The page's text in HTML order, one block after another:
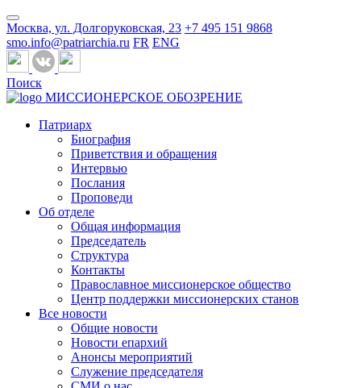
Москва, ул. Долгоруковская, 23 +7 495 151 9868
smo.info@patriarchia.ru FR ENG
Поиск
МИССИОНЕРСКОЕ ОБОЗРЕНИЕ
Патриарх
Биография
Приветствия и обращения
Интервью
Послания
Проповеди
Об отделе
Общая информация
Председатель
Структура
Контакты
Православное миссионерское общество
Центр поддержки миссионерских станов
Все новости
Общие новости
Новости епархий
Анонсы мероприятий
Служение председателя